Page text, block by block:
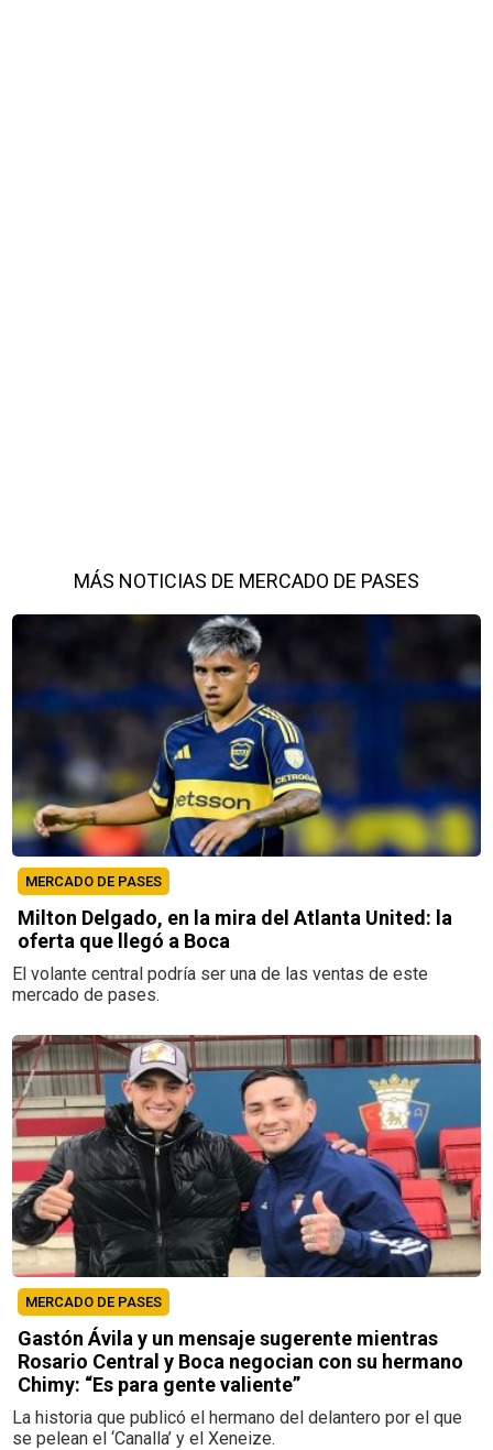
MÁS NOTICIAS DE MERCADO DE PASES
MERCADO DE PASES
Milton Delgado, en la mira del Atlanta United: la
oferta que llegó a Boca
El volante central podría ser una de las ventas de este
mercado de pases.
MERCADO DE PASES
Gastón Ávila y un mensaje sugerente mientras
Rosario Central y Boca negocian con su hermano
Chimy: “Es para gente valiente”
La historia que publicó el hermano del delantero por el que
se pelean el ‘Canalla’ y el Xeneize.